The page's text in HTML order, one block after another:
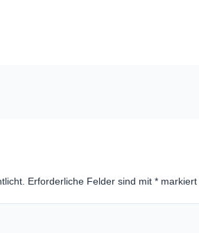
Erforderliche Felder sind mit * markiert